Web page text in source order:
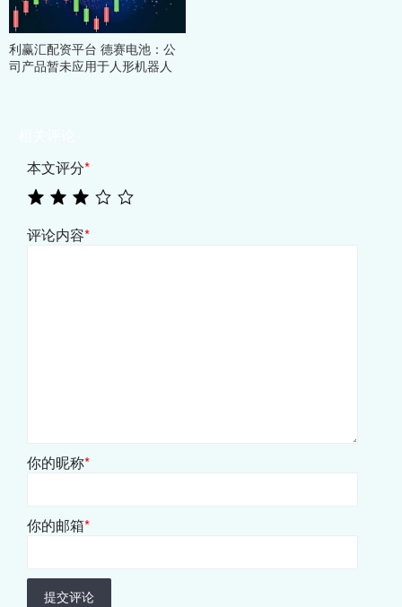
利赢汇配资平台 德赛电池：公
司产品暂未应用于人形机器人
本文评分*
评论内容*
你的昵称*
你的邮箱*
提交评论